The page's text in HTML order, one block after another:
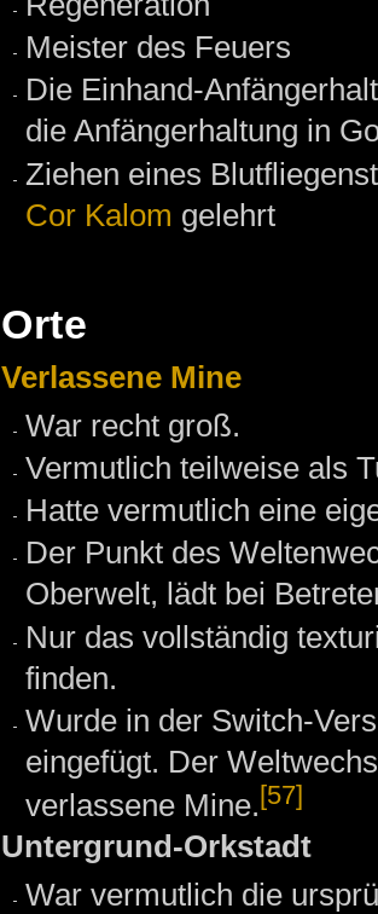
Meister des Feuers
Die Einhand-
die Anfängerhaltung in
Ziehen eines
Cor Kalom gelehrt
Orte
Verlassene Mine
War recht groß.
Vermutlich teilweise als
Hatte vermutlich eine
Der Punkt des
Oberwelt, lädt bei
Nur das vollständig
finden.
Wurde in der Switch-
eingefügt. Der
verlassene Mine.[57]
Untergrund-Orkstadt
War vermutlich die